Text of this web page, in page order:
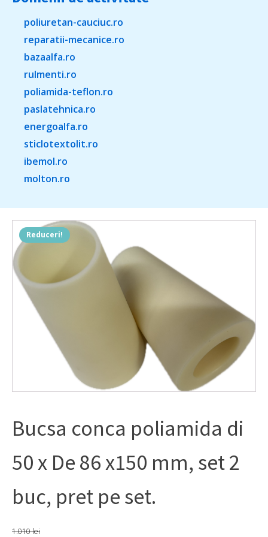
poliuretan-cauciuc.ro
reparatii-mecanice.ro
bazaalfa.ro
rulmenti.ro
poliamida-teflon.ro
paslatehnica.ro
energoalfa.ro
sticlotextolit.ro
ibemol.ro
molton.ro
Reduceri!
Bucsa conca poliamida di
50 x De 86 x150 mm, set 2
buc, pret pe set.
1.010lei